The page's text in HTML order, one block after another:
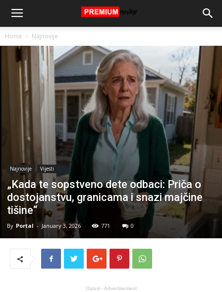
Home Najnovije
Najnovije Vijesti
„Kada te sopstveno dete odbaci: Priča o
dostojanstvu, granicama i snazi majčine
tišine“
By Portal - January 3, 2026 771 0
Oglasi - Advertisement